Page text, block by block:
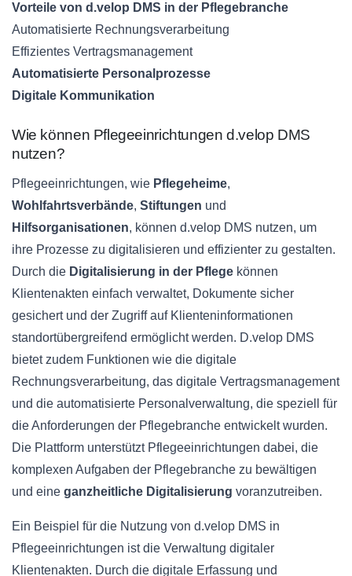
Vorteile von d.velop DMS in der Pflegebranche
Automatisierte Rechnungsverarbeitung
Effizientes Vertragsmanagement
Automatisierte Personalprozesse
Digitale Kommunikation
Wie können Pflegeeinrichtungen d.velop DMS
nutzen?
Pflegeeinrichtungen, wie Pflegeheime,
Wohlfahrtsverbände, Stiftungen und
Hilfsorganisationen, können d.velop DMS nutzen, um
ihre Prozesse zu digitalisieren und effizienter zu gestalten.
Durch die Digitalisierung in der Pflege können
Klientenakten einfach verwaltet, Dokumente sicher
gesichert und der Zugriff auf Klienteninformationen
standortübergreifend ermöglicht werden. D.velop DMS
bietet zudem Funktionen wie die digitale
Rechnungsverarbeitung, das digitale Vertragsmanagement
und die automatisierte Personalverwaltung, die speziell für
die Anforderungen der Pflegebranche entwickelt wurden.
Die Plattform unterstützt Pflegeeinrichtungen dabei, die
komplexen Aufgaben der Pflegebranche zu bewältigen
und eine ganzheitliche Digitalisierung voranzutreiben.
Ein Beispiel für die Nutzung von d.velop DMS in
Pflegeeinrichtungen ist die Verwaltung digitaler
Klientenakten. Durch die digitale Erfassung und